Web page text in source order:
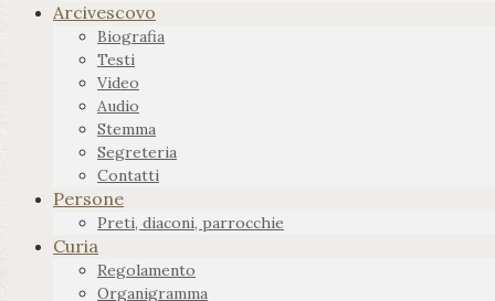
Arcivescovo
Biografia
Testi
Video
Audio
Stemma
Segreteria
Contatti
Persone
Preti, diaconi, parrocchie
Curia
Regolamento
Organigramma